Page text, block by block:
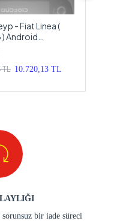
- Fiat Linea (
Android
Fiat Linea
Teyp
TL 10.720,13 TL
bir iade süreci